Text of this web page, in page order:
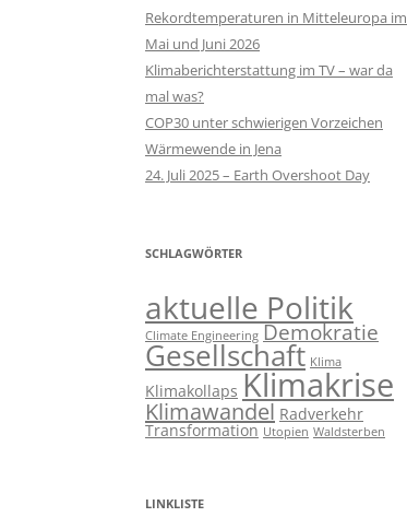
Rekordtemperaturen in Mitteleuropa im
Mai und Juni 2026
Klimaberichterstattung im TV – war da
mal was?
COP30 unter schwierigen Vorzeichen
Wärmewende in Jena
24. Juli 2025 – Earth Overshoot Day
SCHLAGWÖRTER
aktuelle Politik
Climate Engineering Demokratie
Gesellschaft Klima
Klimakollaps Klimakrise
Klimawandel Radverkehr
Transformation Utopien Waldsterben
LINKLISTE